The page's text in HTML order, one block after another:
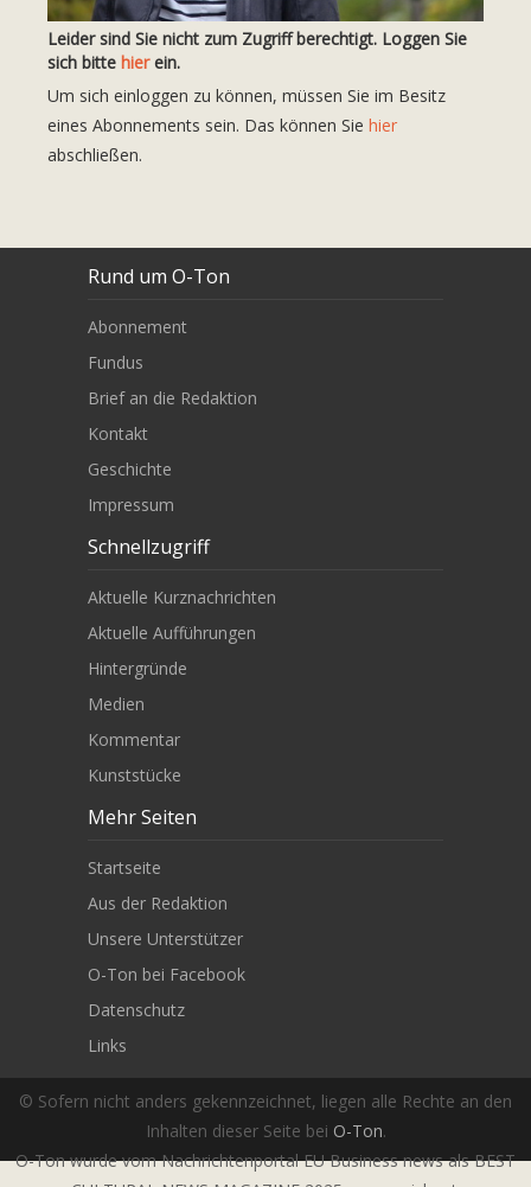
Leider sind Sie nicht zum Zugriff berechtigt. Loggen Sie
sich bitte hierein.
Um sich einloggen zu können, müssen Sie im Besitz
eines Abonnements sein. Das können Sie hier
abschließen.
© Sofern nicht anders gekennzeichnet, liegen alle Rechte an den
Inhalten dieser Seite bei O-Ton.
O-Ton wurde vom Nachrichtenportal EU Business news als BEST
Rund um O-Ton
Abonnement
Fundus
Brief an die Redaktion
Kontakt
Geschichte
Impressum
Schnellzugriff
Aktuelle Kurznachrichten
Aktuelle Aufführungen
Hintergründe
Medien
Kommentar
Kunststücke
Mehr Seiten
Startseite
Aus der Redaktion
Unsere Unterstützer
O-Ton bei Facebook
Datenschutz
Links